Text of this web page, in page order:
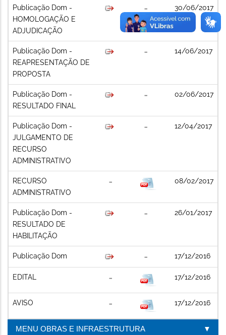
Publicação Dom -
HOMOLOGAÇÃO E
ADJUDICAÇÃO
30/06/2017
Publicação Dom -
REAPRESENTAÇÃO DE
PROPOSTA
14/06/2017
Publicação Dom -
RESULTADO FINAL
02/06/2017
Publicação Dom -
JULGAMENTO DE
RECURSO
ADMINISTRATIVO
12/04/2017
RECURSO
ADMINISTRATIVO
08/02/2017
Publicação Dom -
RESULTADO DE
HABILITAÇÃO
26/01/2017
Publicação Dom 17/12/2016
EDITAL 17/12/2016
AVISO 17/12/2016
MENU OBRAS E INFRAESTRUTURA